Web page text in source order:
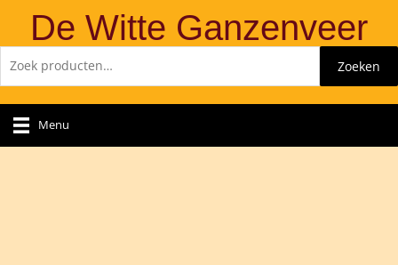
de
inhoud
De Witte Ganzenveer
naar:
Zoeken
Menu